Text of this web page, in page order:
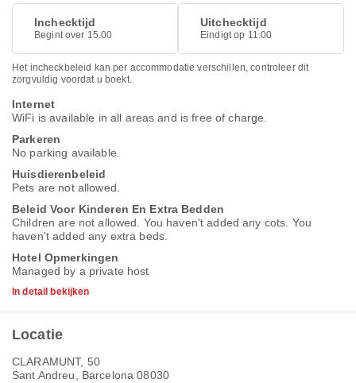
Inchecktijd
Begint over 15.00
Uitchecktijd
Eindigt op 11.00
Het incheckbeleid kan per accommodatie verschillen, controleer dit
zorgvuldig voordat u boekt.
Internet
WiFi is available in all areas and is free of charge.
Parkeren
No parking available.
Huisdierenbeleid
Pets are not allowed.
Beleid Voor Kinderen En Extra Bedden
Children are not allowed. You haven't added any cots. You
haven't added any extra beds.
Hotel Opmerkingen
Managed by a private host
In detail bekijken
Locatie
CLARAMUNT, 50
Sant Andreu, Barcelona 08030